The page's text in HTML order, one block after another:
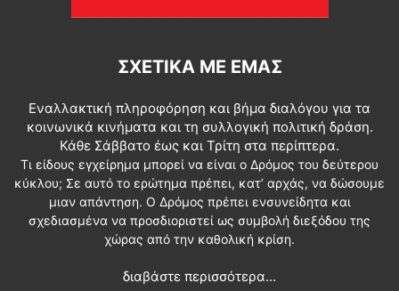
ΣΧΕΤΙΚΆ ΜΕ ΕΜΆΣ
Εναλλακτική πληροφόρηση και βήμα διαλόγου για τα
κοινωνικά κινήματα και τη συλλογική πολιτική δράση.
Κάθε Σάββατο έως και Τρίτη στα περίπτερα.
Τι είδους εγχείρημα μπορεί να είναι ο Δρόμος του δεύτερου
κύκλου; Σε αυτό το ερώτημα πρέπει, κατ’ αρχάς, να δώσουμε
μιαν απάντηση. Ο Δρόμος πρέπει ενσυνείδητα και
σχεδιασμένα να προσδιοριστεί ως συμβολή διεξόδου της
χώρας από την καθολική κρίση.
διαβάστε περισσότερα...